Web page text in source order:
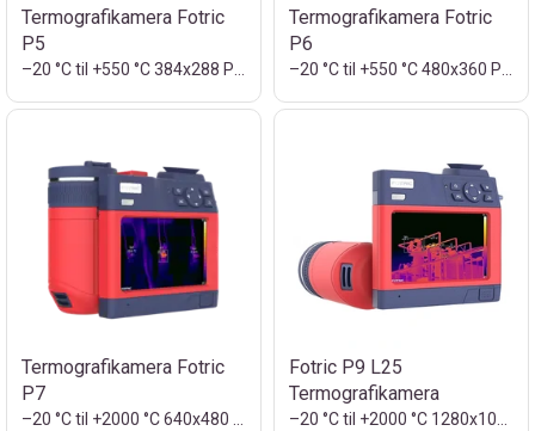
Termografikamera Fotric
P5
–20 °C til +550 °C 384x288 Piksler
Termografikamera Fotric
P6
–20 °C til +550 °C 480x360 Piksler
Termografikamera Fotric
P7
–20 °C til +2000 °C 640x480 Piksler
Fotric P9 L25
Termografikamera
–20 °C til +2000 °C 1280x1024 Piksler